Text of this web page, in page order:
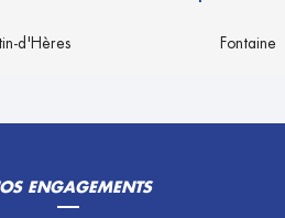
d'Hères Fontaine
ENGAGEMENTS